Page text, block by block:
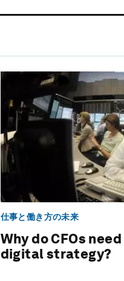
仕事と働き方の未来
Why do CFOs
digital strategy?